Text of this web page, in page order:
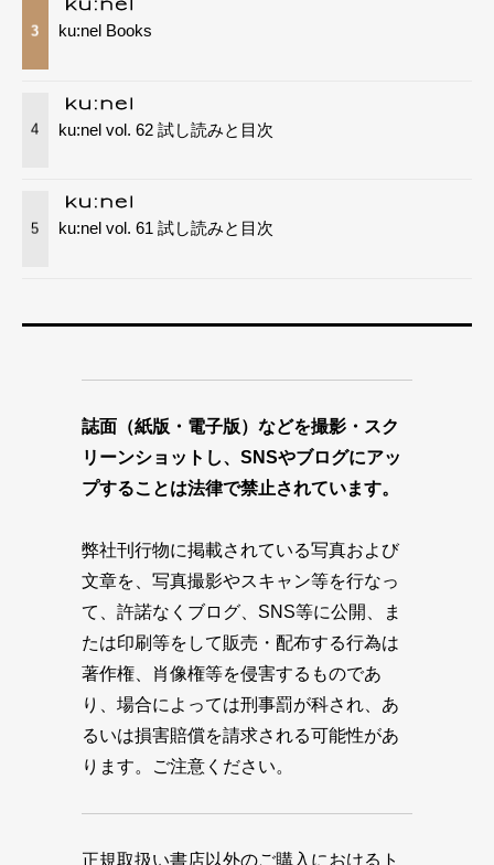
3 ku:nel Books
4 ku:nel vol. 62 試し読みと目次
5 ku:nel vol. 61 試し読みと目次
誌面（紙版・電子版）などを撮影・スク
リーンショットし、SNSやブログにアッ
プすることは法律で禁止されています。
弊社刊行物に掲載されている写真および
文章を、写真撮影やスキャン等を行なっ
て、許諾なくブログ、SNS等に公開、ま
たは印刷等をして販売・配布する行為は
著作権、肖像権等を侵害するものであ
り、場合によっては刑事罰が科され、あ
るいは損害賠償を請求される可能性があ
ります。ご注意ください。
正規取扱い書店以外のご購入におけるト